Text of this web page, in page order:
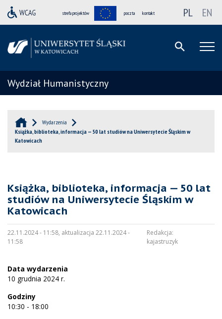
strefa projektów poczta kontakt PL EN
Wydział Humanistyczny
Wydarzenia
Książka, biblioteka, informacja — 50 lat studiów na Uniwersytecie Śląskim w
Katowicach
Książka, biblioteka, informacja — 50 lat
studiów na Uniwersytecie Śląskim w
Katowicach
22.11.2024 - 11:58, aktualizacja 22.11.2024 -
11:58
Redakcja:
kajastruzyk
Data wydarzenia
10 grudnia 2024 r.
Godziny
10:30 - 18:00